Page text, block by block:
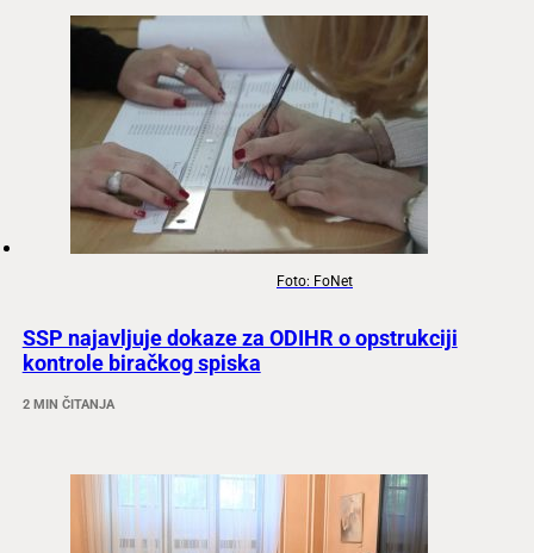
Foto: FoNet
SSP najavljuje dokaze za ODIHR o opstrukciji
kontrole biračkog spiska
2 MIN ČITANJA